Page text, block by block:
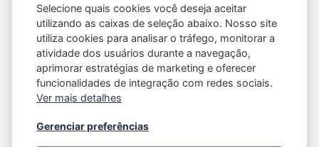
Selecione quais cookies você deseja aceitar
utilizando as caixas de seleção abaixo. Nosso site
utiliza cookies para analisar o tráfego, monitorar a
atividade dos usuários durante a navegação,
aprimorar estratégias de marketing e oferecer
funcionalidades de integração com redes sociais.
Ver mais detalhes
Gerenciar preferências